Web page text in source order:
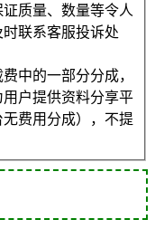
质量、数量等令人
联系客服投诉处
中的一部分分成，
户提供资料分享平
费用分成），不提